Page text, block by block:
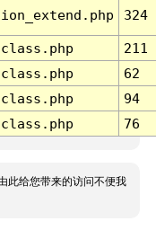
324
211
62
94
76
此给您带来的访问不便我